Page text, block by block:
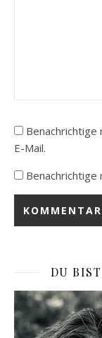
Benachrichtige
E-Mail.
Benachrichtige
DU